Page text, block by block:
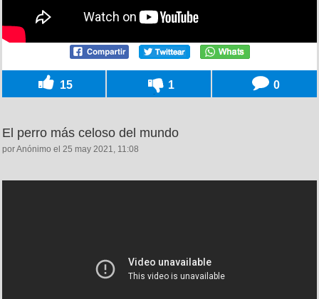
15 1 0
El perro más celoso del mundo
por Anónimo el 25 may 2021, 11:08